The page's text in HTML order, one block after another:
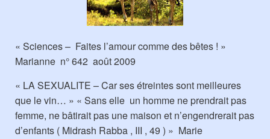
« Sciences – Faites l’amour comme des bêtes ! »
Marianne n° 642 août 2009
« LA SEXUALITE – Car ses étreintes sont meilleures
que le vin… » « Sans elle un homme ne prendrait pas
femme, ne bâtirait pas une maison et n’engendrerait pas
d’enfants ( Midrash Rabba , III , 49 ) » Marie